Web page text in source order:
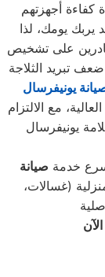
كفاءة أجهزتهم
يربك يومك، لذا
على تشخيص
تبريد الثلاجة
يونيفرسال
مع الالتزام
يونيفرسال
خدمة صيانة
(غسالات،